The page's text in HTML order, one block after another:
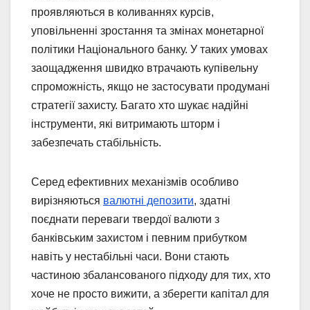
проявляються в коливаннях курсів,
уповільненні зростання та змінах монетарної
політики Національного банку. У таких умовах
заощадження швидко втрачають купівельну
спроможність, якщо не застосувати продумані
стратегії захисту. Багато хто шукає надійні
інструменти, які витримають шторм і
забезпечать стабільність.
Серед ефективних механізмів особливо
вирізняються валютні депозити, здатні
поєднати переваги твердої валюти з
банківським захистом і певним прибутком
навіть у нестабільні часи. Вони стають
частиною збалансованого підходу для тих, хто
хоче не просто вижити, а зберегти капітал для